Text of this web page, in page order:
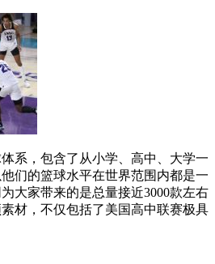
系，包含了从小学、高中、大学一
们的篮球水平在世界范围内都是一
大家带来的是总量接近3000款左右
材，不仅包括了美国高中联赛极具